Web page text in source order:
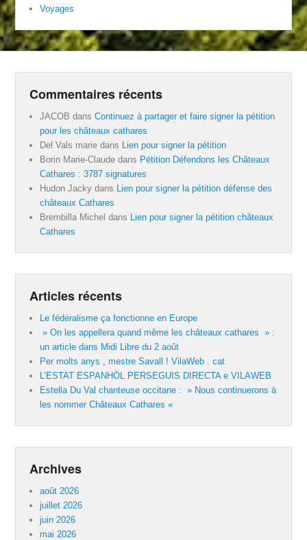
Voyages
Commentaires récents
JACOB dansContinuez à partager et faire signer la pétition
pour les châteaux cathares
Del Vals marie dans
Lien pour signer la pétition
Borin Marie-Claude dans Pétition Défendons les Châteaux
Cathares : 3787 signatures
Hudon Jacky dans
Lien pour signer la pétition défense des
châteaux Cathares
Brembilla Michel dans
Lien pour signer la pétition châteaux
Cathares
Articles récents
Le fédéralisme ça fonctionne en Europe
» On les appellera quand même les châteaux cathares » :
un article dans Midi Libre du 2 août
Per molts anys , mestre Savall ! VilaWeb . cat
L’ESTAT ESPANHÒL PERSEGUIS DIRECTA e VILAWEB
Estella Du Val chanteuse occitane : » Nous continuerons à
les nommer Châteaux Cathares «
Archives
août 2026
juillet 2026
juin 2026
mai 2026